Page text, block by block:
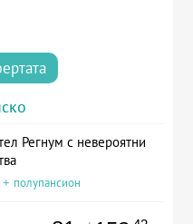
Регнум с невероятни
полупансион